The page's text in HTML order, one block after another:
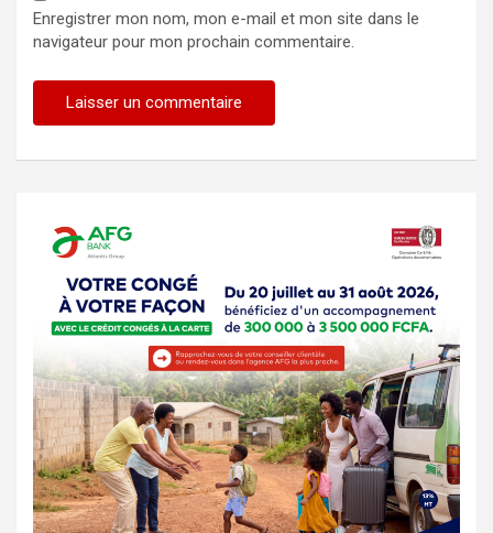
Enregistrer mon nom, mon e-mail et mon site dans le
navigateur pour mon prochain commentaire.